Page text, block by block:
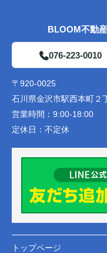
BLOOM不動
076-223-0010
〒920-0025
石川県金沢市駅西本町２
営業時間： 9:00-18:00
定休日： 不定休
トップページ